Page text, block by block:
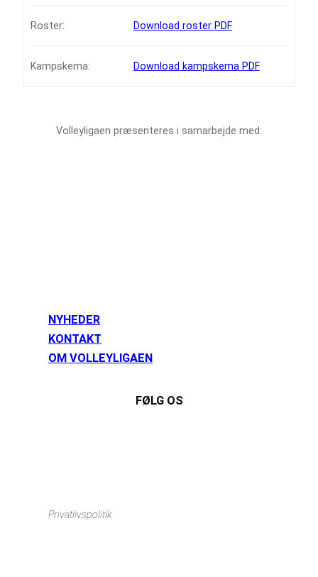
Roster: Download roster PDF
Kampskema: Download kampskema PDF
Volleyligaen præsenteres i samarbejde med:
NYHEDER
KONTAKT
OM VOLLEYLIGAEN
FØLG OS
Privatlivspolitik